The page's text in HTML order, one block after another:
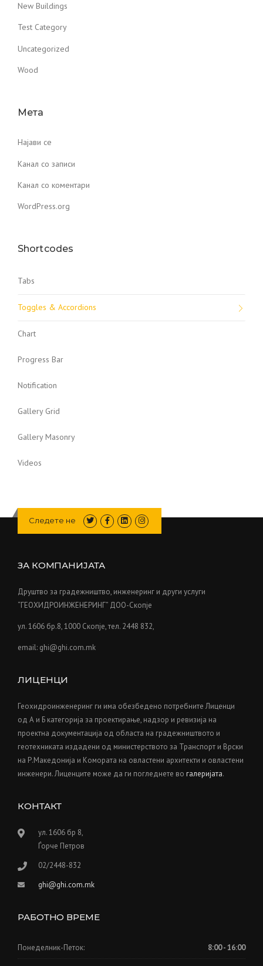
New Buildings
Test Category
Uncategorized
Wood
Мета
Најави се
Канал со записи
Канал со коментари
WordPress.org
Shortcodes
Tabs
Toggles & Accordions
Chart
Progress Bar
Notification
Gallery Grid
Gallery Masonry
Videos
Следете не
ЗА КОМПАНИЈАТА
Друштво за градежништво, инженеринг и други услуги
“ГЕОХИДРОИНЖЕНЕРИНГ” ДОО-Скопје
ул. 1606 бр.8, 1000 Скопје, тел. 2448 832,
email: ghi@ghi.com.mk
ЛИЦЕНЦИ
Геохидроинженеринг ги има обезбедено потребните Лиценци
од А и Б категорија за проектирање, надзор и ревизија на
проектна документација од областа на градежништвото и
геотехниката издадени од министерството за Транспорт и Врски
на Р.Македонија и Kомората на овластени архитекти и овластени
инженери. Лиценците може да ги погледнете во галеријата.
КОНТАКТ
ул. 1606 бр 8,
Ѓорче Петров
02/2448-832
ghi@ghi.com.mk
РАБОТНО ВРЕМЕ
Понеделник-Петок: 8:00 - 16:00